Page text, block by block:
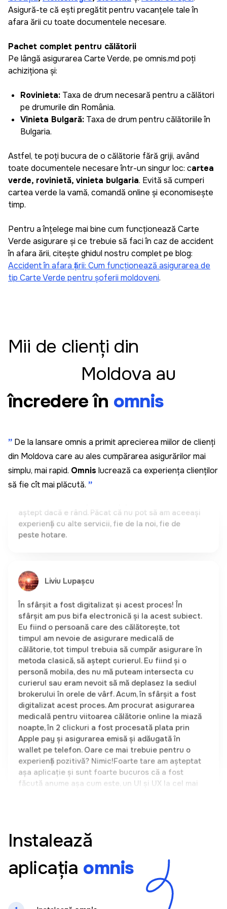
Asigură-te că ești pregătit pentru vacanțele tale în
afara țării cu toate documentele necesare.
Pachet complet pentru călătorii
Pe lângă asigurarea Carte Verde, pe omnis.md poți
achiziționa și:
Rovinieta: Taxa de drum necesară pentru a călători
pe drumurile din România.
Vinieta Bulgară: Taxa de drum pentru călătoriile în
Bulgaria.
Astfel, te poți bucura de o călătorie fără griji, având
toate documentele necesare într-un singur loc: cartea
verde, rovinietă, vinieta bulgaria. Evită să cumperi
cartea verde la vamă, comandă online și economisește
timp.
Pentru a înțelege mai bine cum funcționează Carte
Verde asigurare și ce trebuie să faci în caz de accident
în afara țării, citește ghidul nostru complet pe blog:
Accident în afara țării: Cum funcționează asigurarea de
tip Carte Verde pentru șoferii moldoveni.
Mii de clienți din
Moldova au
încredere în omnis
” De la lansare omnis a primit aprecierea miilor de clienți
din Moldova care au ales cumpărarea asigurărilor mai
simplu, mai rapid. Omnis lucrează ca experiența clienților
să fie cît mai plăcută. ”
Daniela
Plăcut surprinsă cît de repede și ușor poți genera
o asigurare pentru mașină, pot salva datele mele
și la următoarea asigurare pot să o creez doar în
câțiva pași simpli. Recomand aplicația pentru cei
care apreciază timpul și eficiența.
Sergiu Pascaru
Recomand, e super simplu să administrez
asigurările mașinilor din familiei și cele pe
Am fost surprins de cât de rapidă și prietenoasă a
fost experiența mea cu Omnis. De obicei, când
formularele. În Omnis, am introdus doar două
numere și am fost sigur că datele sunt corecte și
că mașina aparține într-adevăr mie. Foarte rapid și
clar. Nu trebuie să pierd timp pe drum sau să
aștept dacă e rând. Păcat că nu pot să am aceeași
peste hotare.
În sfârșit a fost digitalizat și acest proces! În
sfârșit am pus bifa electronică și la acest subiect.
Eu fiind o persoană care des călătorește, tot
timpul am nevoie de asigurare medicală de
călătorie, tot timpul trebuia să cumpăr asigurare în
metoda clasică, să aștept curierul. Eu fiind și o
personă mobila, des nu mă puteam intersecta cu
curierul sau eram nevoit să mă deplasez la sediul
brokerului în orele de vârf. Acum, în sfârșit a fost
digitalizat acest proces. Am procurat asigurarea
medicală pentru viitoarea călătorie online la miază
noapte, în 2 clickuri a fost procesată plata prin
Apple pay și asigurarea emisă și adăugată în
wallet pe telefon. Oare ce mai trebuie pentru o
experiență pozitivă? Nimic!Foarte tare am așteptat
așa aplicație și sunt foarte bucuros că a fost
făcută anume așa cum este, un UI și UX la cel mai
înalt nivel. Un produs autohton demn de mândrie.
Aplicația este foarte ușor de folosit. Totul este
o asigurare pentru mașina mea. Am căutat demult
o astfel de soluție care să-mi permită să aleg într-
un singur loc între mai mulți vinzatori de asigurari
fara a fi necesara prezenta mea fizica. Recomand
Instalează
aplicația omnis